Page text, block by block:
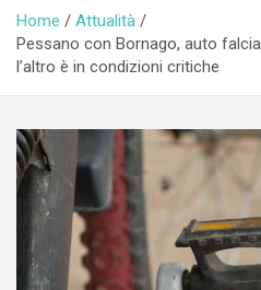
Home
Attualità
Pessano con Bornago, auto
l’altro è in condizioni critiche